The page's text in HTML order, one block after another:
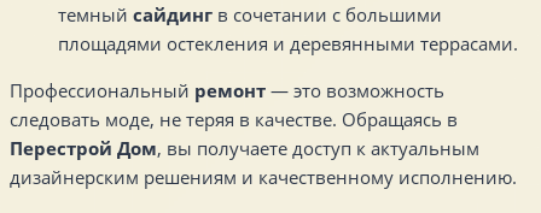
темный сайдинг в сочетании с большими
площадями остекления и деревянными террасами.
Профессиональный ремонт — это возможность
следовать моде, не теряя в качестве. Обращаясь в
Перестрой Дом, вы получаете доступ к актуальным
дизайнерским решениям и качественному исполнению.